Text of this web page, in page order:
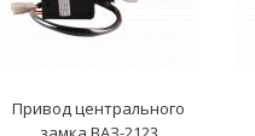
Привод центрального